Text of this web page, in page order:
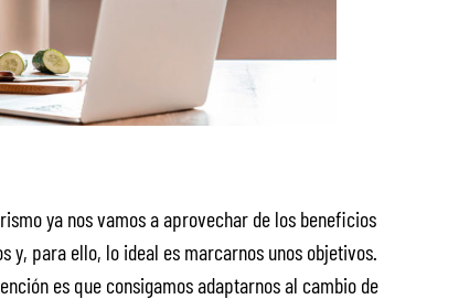
ya nos vamos a aprovechar de los beneficios
y, para ello, lo ideal es marcarnos unos objetivos.
es que consigamos adaptarnos al cambio de